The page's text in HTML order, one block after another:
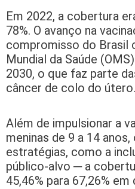
Em 2022, a cobertura
78%. O avanço na
compromisso do Brasil
Mundial da Saúde
2030, o que faz parte
câncer de colo do útero.
Além de impulsionar a
meninas de 9 a 14
estratégias, como a
público-alvo ─ a
45,46% para 67,26% em